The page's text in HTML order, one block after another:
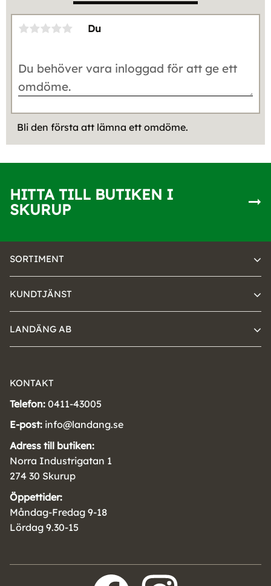
Du
Bli den första att lämna ett omdöme.
HITTA TILL BUTIKEN I
SKURUP
SORTIMENT
KUNDTJÄNST
LANDÄNG AB
KONTAKT
Telefon: 0411-43005
E-post: info@landang.se
Adress till butiken:
Norra Industrigatan 1
274 30 Skurup
Öppettider:
Måndag-Fredag 9-18
Lördag 9.30-15